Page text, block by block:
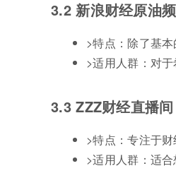
3.2 新浪财经原油
>特点：除了基
>适用人群：对
3.3 ZZZ财经直播间
>特点：专注于
>适用人群：适